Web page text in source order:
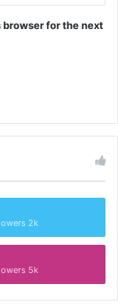
for the next
2k
5k